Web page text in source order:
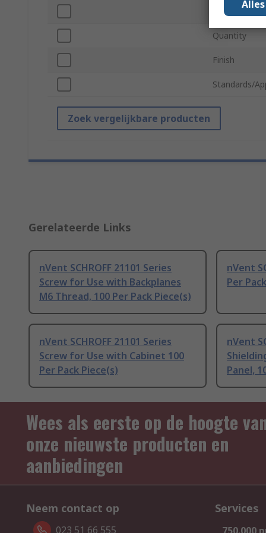
Thread Size
Quantity
Finish
Standards/
Zoek vergelijkbare producten
Gerelateerde Links
nVent SCHROFF 21101 Series
Screw for Use with Backplanes
M6 Thread, 100 Per Pack Piece(s)
nVent
Per
nVent SCHROFF 21101 Series
Screw for Use with Cabinet 100
Per Pack Piece(s)
nVent
Panel,
Wees als eerste op de hoogte
onze nieuwste producten en
aanbiedingen
Neem contact op
023 51 66 555
Services